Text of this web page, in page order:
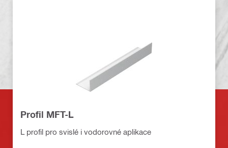
Profil MFT-L
L profil pro svislé i vodorovné aplikace